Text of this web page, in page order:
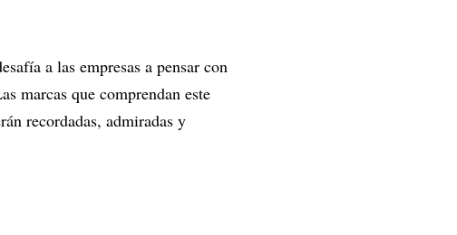
a las empresas a pensar con
marcas que comprendan este
recordadas, admiradas y